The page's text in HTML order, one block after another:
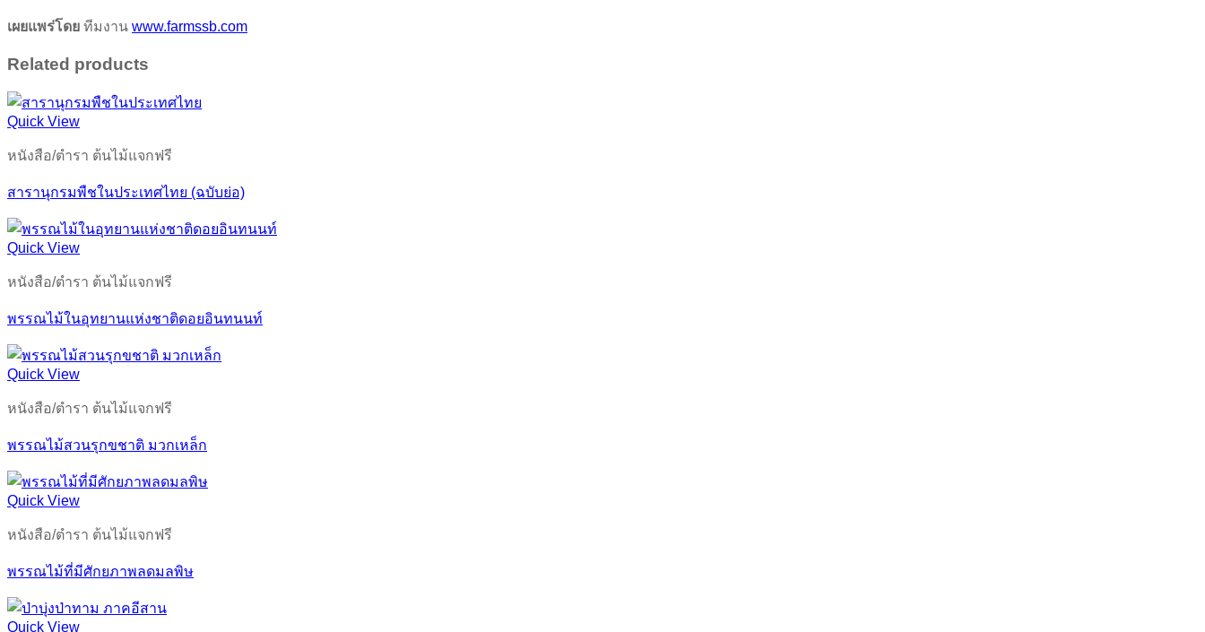
เผยแพร่โดย ทีมงาน www.farmssb.com
Related products
Quick View
หนังสือ/ตำรา ต้นไม้แจกฟรี
สารานุกรมพืชในประเทศไทย (ฉบับย่อ)
Quick View
หนังสือ/ตำรา ต้นไม้แจกฟรี
พรรณไม้ในอุทยานแห่งชาติดอยอินทนนท์
Quick View
หนังสือ/ตำรา ต้นไม้แจกฟรี
พรรณไม้สวนรุกขชาติ มวกเหล็ก
Quick View
หนังสือ/ตำรา ต้นไม้แจกฟรี
พรรณไม้ที่มีศักยภาพลดมลพิษ
Quick View